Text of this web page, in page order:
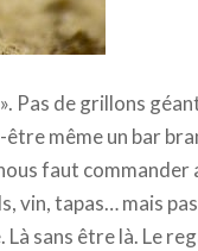
Pas de grillons
même un bar
faut commander
vin, tapas… mais pas
Là sans être là. Le